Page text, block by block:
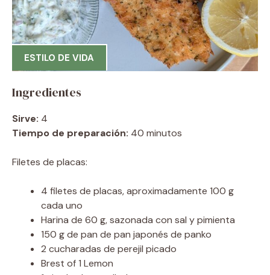
ESTILO DE VIDA
Ingredientes
Sirve: 4
Tiempo de preparación: 40 minutos
Filetes de placas:
4 filetes de placas, aproximadamente 100 g
cada uno
Harina de 60 g, sazonada con sal y pimienta
150 g de pan de pan japonés de panko
2 cucharadas de perejil picado
Brest of 1 Lemon